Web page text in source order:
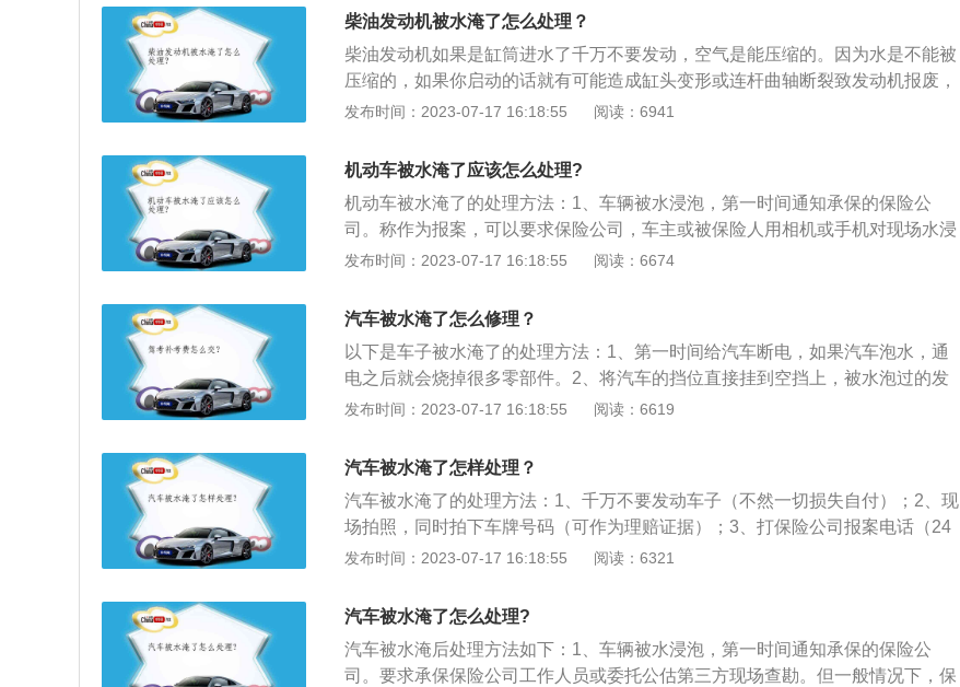
清器处进水导致熄火。这种情况比较少，一般在水位比较高的时候才发生。
柴油发动机被水淹了怎么处理？
柴油发动机如果是缸筒进水了千万不要发动，空气是能压缩的。因为水是不能被
压缩的，如果你启动的话就有可能造成缸头变形或连杆曲轴断裂致发动机报废，
以下是关于柴油发动机的介绍：1、特点：优点是扭矩大、经济性能好。柴油发
缩、做功、排气四个冲程。2、发明者：柴油用英文表示为Diesel，这是为了纪念
柴油发动机的发明者――鲁道夫·狄塞尔。3、发展前景：柴油发动机应用广泛，
处在所属产业链的相对核心的位置。在过去十多年的发展中，柴油发动机生产业
形成了一系列的配套企业。
发布时间：2023-07-17 16:18:55 阅读：6941
机动车被水淹了应该怎么处理?
机动车被水淹了的处理方法：1、车辆被水浸泡，第一时间通知承保的保险公
司。称作为报案，可以要求保险公司，车主或被保险人用相机或手机对现场水浸
情况拍照作为理赔证据。2、施救拖车到来前，最好能第一时间断开车辆电池电
中的误操作起动，扩大对车辆的损失。3、车子只要水过底盘上就一定不要启动
发动机，要不然不幸运就得换发动机。
发布时间：2023-07-17 16:18:55 阅读：6674
汽车被水淹了怎么修理？
以下是车子被水淹了的处理方法：1、第一时间给汽车断电，如果汽车泡水，通
电之后就会烧掉很多零部件。2、将汽车的挡位直接挂到空挡上，被水泡过的发
动机不能强行启动，如果强行启动会对发动机的损伤非常大。3、联系4s店或者
车辆没有打火启动过，提醒工作人员维修的时候也不要启动并且写在维修工单
上，确认自己没有启动。5、尽早让保险公司来核定损失，并协助维修人员给车
子进行拍照留存。
发布时间：2023-07-17 16:18:55 阅读：6619
汽车被水淹了怎样处理？
汽车被水淹了的处理方法：1、千万不要发动车子（不然一切损失自付）；2、现
场拍照，同时拍下车牌号码（可作为理赔证据）；3、打保险公司报案电话（24
小时内一定要报案）；4、打救援拖车电话，告诉保险公司车放在哪个维修店，
说可以在一定程度进行修复，但即使修好也会存在安全隐患。被水浸泡过的车极
易导致车身部件生锈，缩短使用寿命，降低安全性能。比如水浸车会造成机动车
的电线腐蚀、生锈，导致机动车在行驶过程中因短路而突然熄火、自燃。
发布时间：2023-07-17 16:18:55 阅读：6321
汽车被水淹了怎么处理?
汽车被水淹后处理方法如下：1、车辆被水浸泡，第一时间通知承保的保险公
司。要求承保保险公司工作人员或委托公估第三方现场查勘。但一般情况下，保